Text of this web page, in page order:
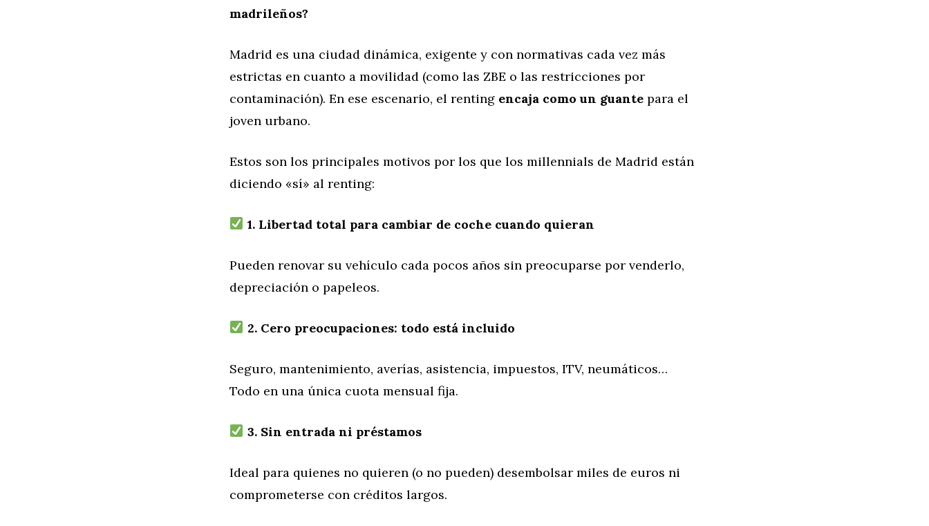
madrileños?
Madrid es una ciudad dinámica, exigente y con normativas cada vez más
estrictas en cuanto a movilidad (como las ZBE o las restricciones por
contaminación). En ese escenario, el renting encaja como un guante para el
joven urbano.
Estos son los principales motivos por los que los millennials de Madrid están
diciendo «sí» al renting:
1. Libertad total para cambiar de coche cuando quieran
Pueden renovar su vehículo cada pocos años sin preocuparse por venderlo,
depreciación o papeleos.
2. Cero preocupaciones: todo está incluido
Seguro, mantenimiento, averías, asistencia, impuestos, ITV, neumáticos…
Todo en una única cuota mensual fija.
3. Sin entrada ni préstamos
Ideal para quienes no quieren (o no pueden) desembolsar miles de euros ni
comprometerse con créditos largos.